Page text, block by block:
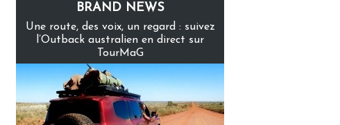
BRAND NEWS
Une route, des voix, un regard : suivez
l’Outback australien en direct sur
TourMaG